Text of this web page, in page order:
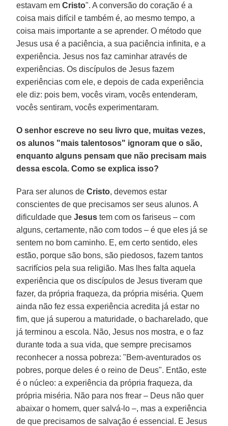
estavam emCristo". A conversão do coração é a
coisa mais difícil e também é, ao mesmo tempo, a
coisa mais importante a se aprender. O método que
Jesus usa é a paciência, a sua paciência infinita, e a
experiência. Jesus nos faz caminhar através de
experiências. Os discípulos de Jesus fazem
experiências com ele, e depois de cada experiência
ele diz: pois bem, vocês viram, vocês entenderam,
vocês sentiram, vocês experimentaram.
O senhor escreve no seu livro que, muitas vezes,
os alunos "mais talentosos" ignoram que o são,
enquanto alguns pensam que não precisam mais
dessa escola. Como se explica isso?
Para ser alunos deCristo, devemos estar
conscientes de que precisamos ser seus alunos. A
dificuldade queJesus tem com os fariseus – com
alguns, certamente, não com todos – é que eles já se
sentem no bom caminho. E, em certo sentido, eles
estão, porque são bons, são piedosos, fazem tantos
sacrifícios pela sua religião. Mas lhes falta aquela
experiência que os discípulos de Jesus tiveram que
fazer, da própria fraqueza, da própria miséria. Quem
ainda não fez essa experiência acredita já estar no
fim, que já superou a maturidade, o bacharelado, que
já terminou a escola. Não, Jesus nos mostra, e o faz
durante toda a sua vida, que sempre precisamos
reconhecer a nossa pobreza: "Bem-aventurados os
pobres, porque deles é o reino de Deus". Então, este
é o núcleo: a experiência da própria fraqueza, da
própria miséria. Não para nos frear – Deus não quer
abaixar o homem, quer salvá-lo –, mas a experiência
de que precisamos de salvação é essencial. E Jesus